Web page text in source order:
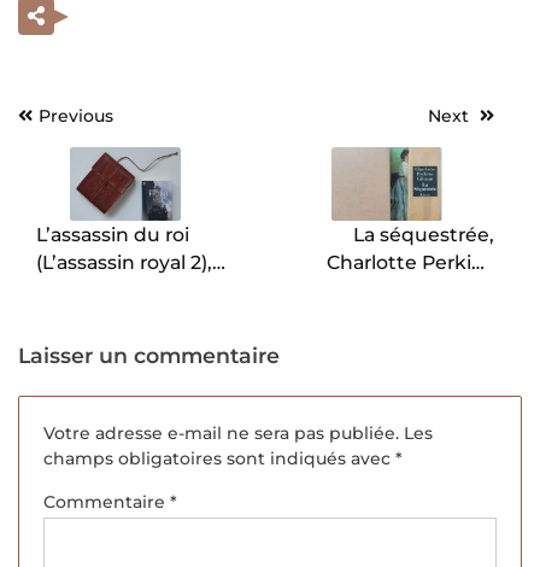
Navigation
l’article
Previous
L’assassin du roi
(L’assassin royal 2),
Next
La séquestrée,
Charlotte Perkins
Laisser un commentaire
Votre adresse e-mail ne sera pas publiée. Les
champs obligatoires sont indiqués avec *
Commentaire *